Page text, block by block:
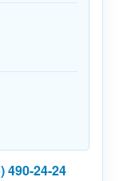
490-24-24